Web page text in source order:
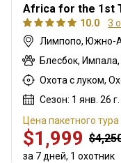
Africa for the 1st
10.0
3
Сезон: 1 янв. 26
Цена пакетного тура
$1,999
за 7 дней, 1 охотник